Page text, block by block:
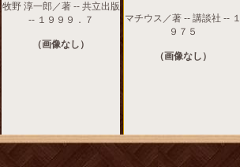
牧野 淳一郎／著 -- 共立出版
-- １９９９．７
（画像なし）
マチウス／著 -- 講談社 -- １
９７５
（画像なし）